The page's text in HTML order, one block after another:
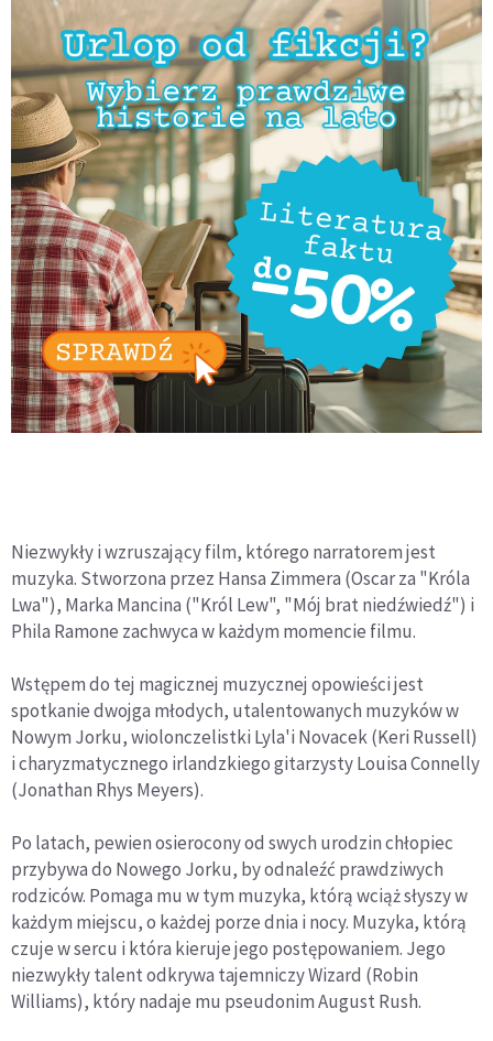
Niezwykły i wzruszający film, którego narratorem jest
muzyka. Stworzona przez Hansa Zimmera (Oscar za "Króla
Lwa"), Marka Mancina ("Król Lew", "Mój brat niedźwiedź") i
Phila Ramone zachwyca w każdym momencie filmu.
Wstępem do tej magicznej muzycznej opowieści jest
spotkanie dwojga młodych, utalentowanych muzyków w
Nowym Jorku, wiolonczelistki Lyla'i Novacek (Keri Russell)
i charyzmatycznego irlandzkiego gitarzysty Louisa Connelly
(Jonathan Rhys Meyers).
Po latach, pewien osierocony od swych urodzin chłopiec
przybywa do Nowego Jorku, by odnaleźć prawdziwych
rodziców. Pomaga mu w tym muzyka, którą wciąż słyszy w
każdym miejscu, o każdej porze dnia i nocy. Muzyka, którą
czuje w sercu i która kieruje jego postępowaniem. Jego
niezwykły talent odkrywa tajemniczy Wizard (Robin
Williams), który nadaje mu pseudonim August Rush.